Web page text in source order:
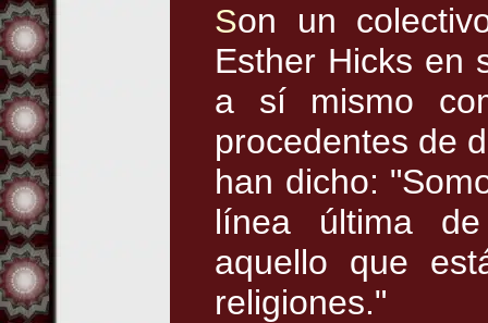
Son un
Esther Hicks en
a sí mismo
procedentes de
han dicho:
línea última
aquello que
religiones."